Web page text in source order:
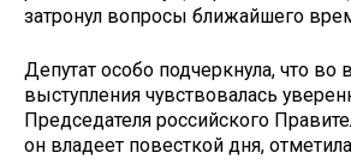
затронул вопросы ближайшего
Депутат особо подчеркнула, что во
выступления чувствовалась
Председателя российского
он владеет повесткой дня,